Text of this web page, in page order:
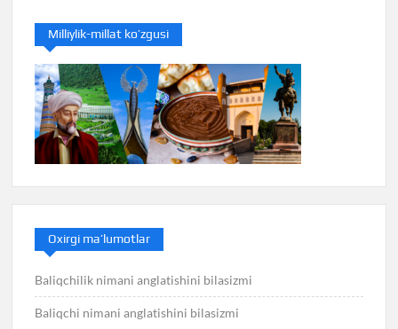
Milliylik-millat ko’zgusi
Oxirgi ma’lumotlar
Baliqchilik nimani anglatishini bilasizmi
Baliqchi nimani anglatishini bilasizmi